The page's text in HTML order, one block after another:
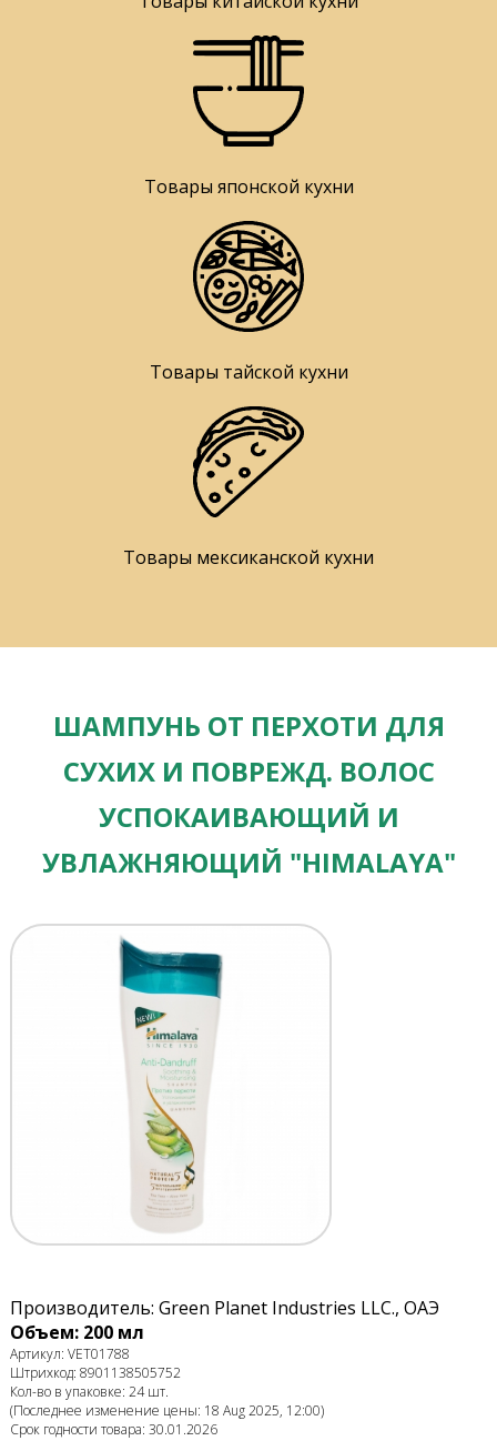
Товары японской кухни
Товары тайской кухни
Товары мексиканской кухни
ШАМПУНЬ ОТ ПЕРХОТИ ДЛЯ
СУХИХ И ПОВРЕЖД. ВОЛОС
УСПОКАИВАЮЩИЙ И
УВЛАЖНЯЮЩИЙ "HIMALAYA"
Производитель: Green Planet Industries LLC., ОАЭ
Объем: 200 мл
Артикул: VET01788
Штрихкод: 8901138505752
Кол-во в упаковке: 24 шт.
(Последнее изменение цены: 18 Aug 2025, 12:00)
Срок годности товара: 30.01.2026